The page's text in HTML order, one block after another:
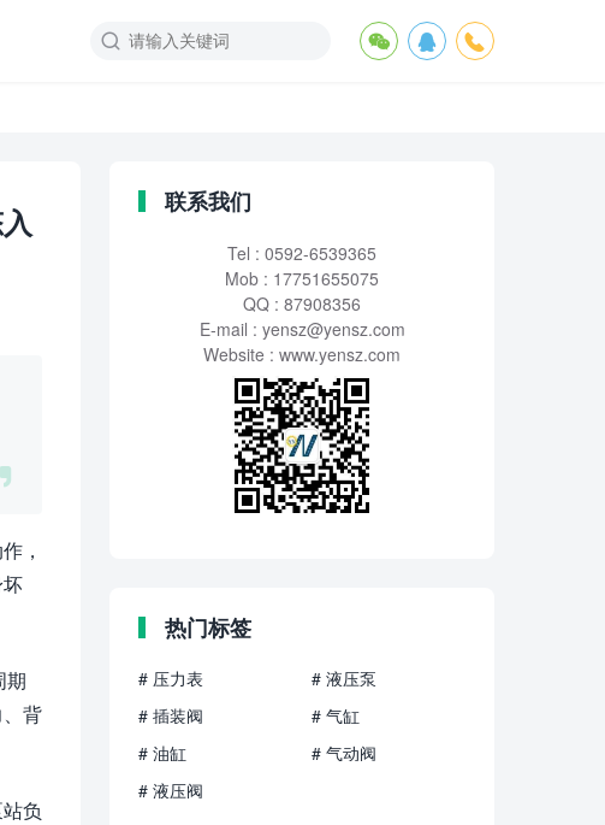
，
期
背
负
联系我们
Tel : 0592-6539365
Mob : 17751655075
QQ : 87908356
E-mail : yensz@yensz.com
Website : www.yensz.com
热门标签
# 压力表
# 液压泵
# 插装阀
# 气缸
# 油缸
# 气动阀
# 液压阀